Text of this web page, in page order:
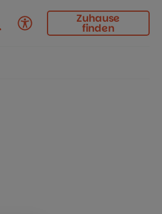
Barrierefreiheit
Zuhause
finden